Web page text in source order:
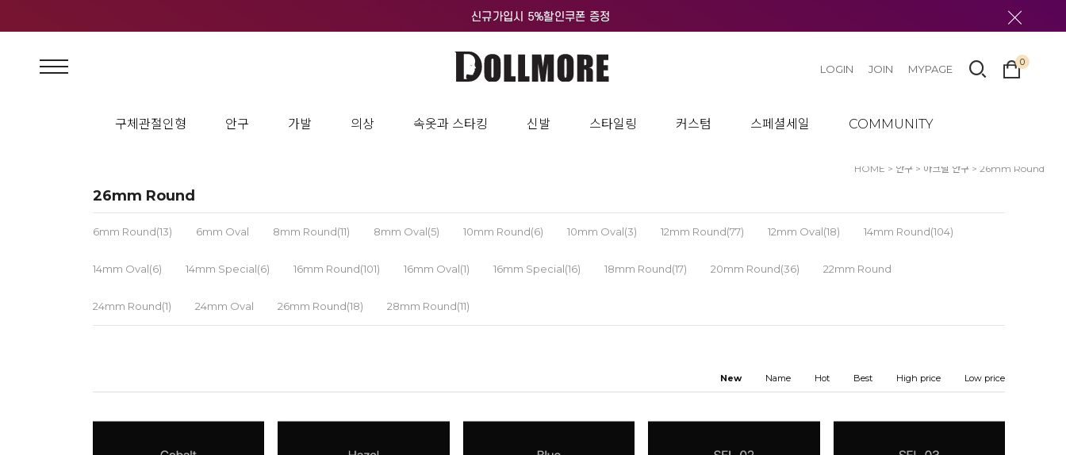
구체관절인형 안구 가발 의상 속옷과 스타킹 신발 스타일링 커스텀 스페셜세일 COMMUNITY
LOGIN JOIN MYPAGE
0
HOME > 안구 > 아크릴 안구 > 26mm Round
26mm Round
6mm Round(13) 6mm Oval 8mm Round(11) 8mm Oval(5) 10mm Round(6) 10mm Oval(3) 12mm Round(77) 12mm Oval(18) 14mm Round(104)
14mm Oval(6) 14mm Special(6) 16mm Round(101) 16mm Oval(1) 16mm Special(16) 18mm Round(17) 20mm Round(36) 22mm Round
24mm Round(1) 24mm Oval 26mm Round(18) 28mm Round(11)
New Name Hot Best High price Low price